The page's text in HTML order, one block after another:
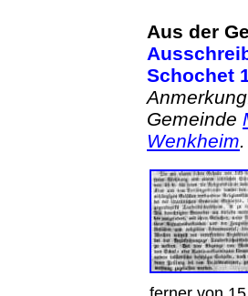
Aus der
Schochet
Gemeinde
Wenkheim